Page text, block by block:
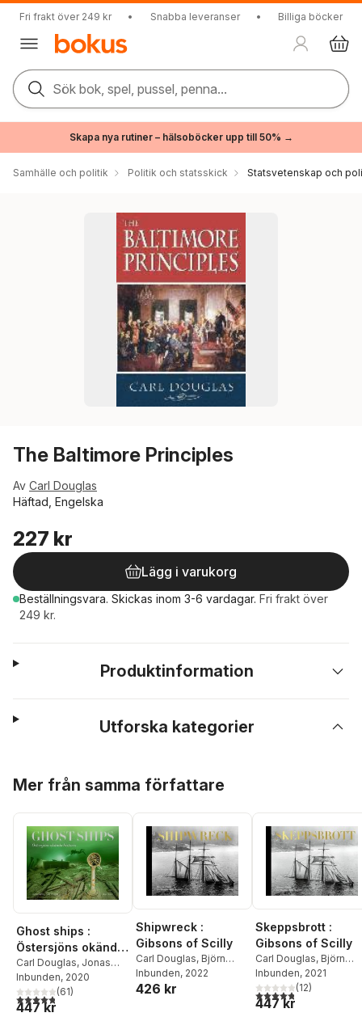
Fri frakt över 249 kr • Snabba leveranser • Billiga böcker
Sök bok, spel, pussel, penna...
Skapa nya rutiner – hälsoböcker upp till 50% →
Samhälle och politik Politik och statsskick Statsvetenskap och
The Baltimore Principles
Av Carl Douglas
Häftad, Engelska
227 kr
Lägg i varukorg
Beställningsvara. Skickas inom 3-6 vardagar. Fri frakt över
249 kr.
Produktinformation
Utforska kategorier
Mer från samma författare
Ghost ships :
Östersjöns okända
historia
Carl Douglas, Jonas
Dahm
Inbunden, 2020
4,8utav 5 stjärnor. Totalt antal röster:
(61)
447 kr
Shipwreck :
Gibsons of Scilly
Carl Douglas, Björn
Hagberg
Inbunden, 2022
426 kr
Skeppsbrott :
Gibsons of Scilly
Carl Douglas, Björn
Hagberg
Inbunden, 2021
4,8utav 5 stjärnor.
(12)
447 kr